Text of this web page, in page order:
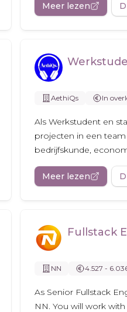
Meer lezen
AethiQs In
Als Werkstudent en
projecten in een team
bedrijfskunde,
Meer lezen
Fullstack
NN 4.527 -
As Senior Fullstack
NN. You will work